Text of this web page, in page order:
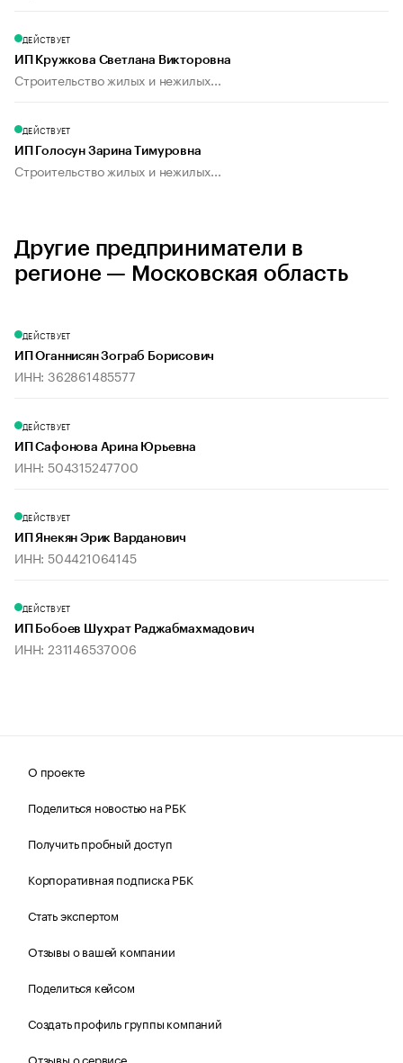
ДЕЙСТВУЕТ
ИП Кружкова Светлана Викторовна
Строительство жилых и нежилых...
ДЕЙСТВУЕТ
ИП Голосун Зарина Тимуровна
Строительство жилых и нежилых...
Другие предприниматели в
регионе — Московская область
ДЕЙСТВУЕТ
ИП Оганнисян Зограб Борисович
ИНН: 362861485577
ДЕЙСТВУЕТ
ИП Сафонова Арина Юрьевна
ИНН: 504315247700
ДЕЙСТВУЕТ
ИП Янекян Эрик Варданович
ИНН: 504421064145
ДЕЙСТВУЕТ
ИП Бобоев Шухрат Раджабмахмадович
ИНН: 231146537006
О проекте
Поделиться новостью на РБК
Получить пробный доступ
Корпоративная подписка РБК
Стать экспертом
Отзывы о вашей компании
Поделиться кейсом
Создать профиль группы компаний
Отзывы о сервисе